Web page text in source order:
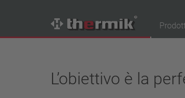
Tipo interruttore
L’obiettivo è la